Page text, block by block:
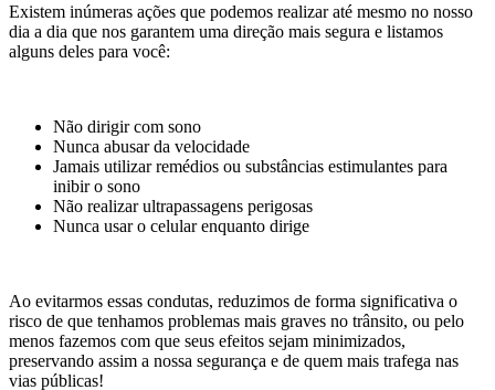
Existem inúmeras ações que podemos realizar até mesmo no nosso
dia a dia que nos garantem uma direção mais segura e listamos
alguns deles para você:
Não dirigir com sono
Nunca abusar da velocidade
Jamais utilizar remédios ou substâncias estimulantes para
inibir o sono
Não realizar ultrapassagens perigosas
Nunca usar o celular enquanto dirige
Ao evitarmos essas condutas, reduzimos de forma significativa o
risco de que tenhamos problemas mais graves no trânsito, ou pelo
menos fazemos com que seus efeitos sejam minimizados,
preservando assim a nossa segurança e de quem mais trafega nas
vias públicas!